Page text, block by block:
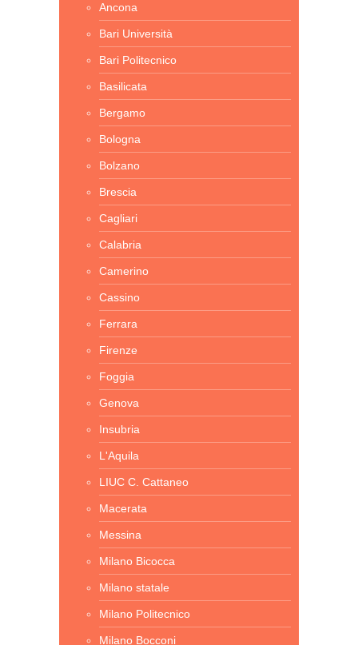
Ancona
Bari Università
Bari Politecnico
Basilicata
Bergamo
Bologna
Bolzano
Brescia
Cagliari
Calabria
Camerino
Cassino
Ferrara
Firenze
Foggia
Genova
Insubria
L'Aquila
LIUC C. Cattaneo
Macerata
Messina
Milano Bicocca
Milano statale
Milano Politecnico
Milano Bocconi